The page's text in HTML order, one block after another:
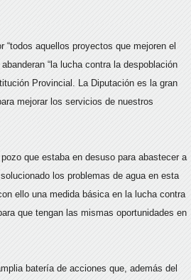
aquellos proyectos que mejoren el
“la lucha contra la despoblación
Provincial. La Diputación es la gran
mejorar los servicios de nuestros
que estaba en desuso para abastecer a
los problemas de agua en esta
ello una medida básica en la lucha contra
que tengan las mismas oportunidades en
batería de acciones que, además del